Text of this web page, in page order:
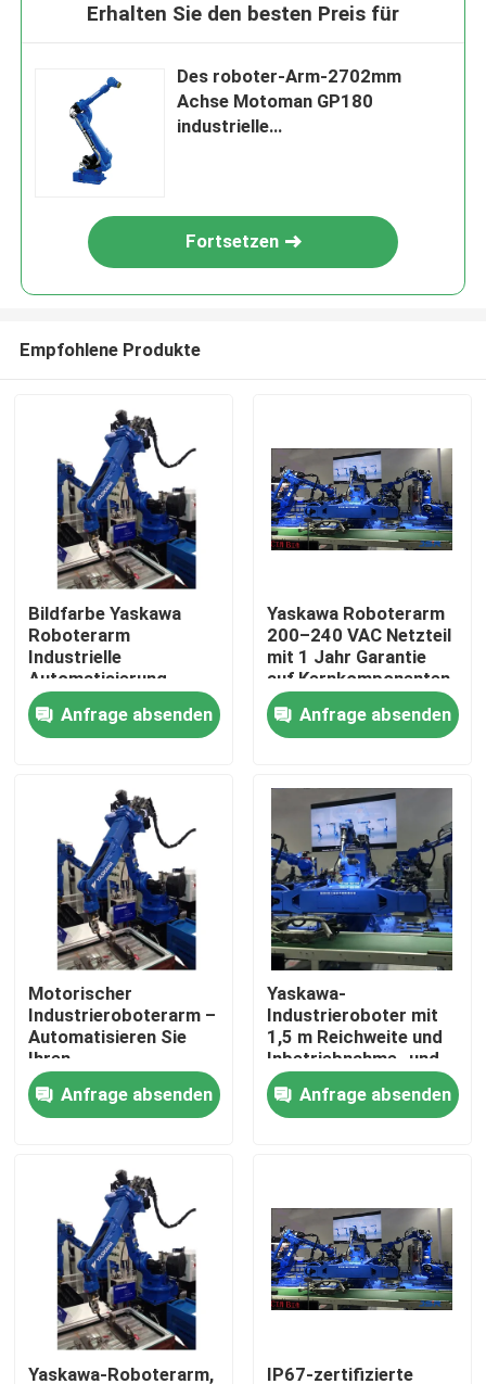
Produkte
Videos
Über uns
Fabrik-Ausflug
Qualitätskontrolle
Treten Sie mit uns in Verbindung
Nachrichten
Fälle
Fordern Sie ein Zitat
Erhalten Sie den besten Preis für
Des roboter-Arm-2702mm
Achse Motoman GP180
industrielle
Fortsetzen
Empfohlene Produkte
Bildfarbe Yaskawa
Roboterarm
Industrielle
Automatisierung
Roboterarm für die
industrielle Produktion
Anfrage absenden
Yaskawa Roboterarm
200–240 VAC Netzteil
mit 1 Jahr Garantie
auf Kernkomponenten
Anfrage absenden
Motorischer
Industrieroboterarm –
Automatisieren Sie
Ihren
Fertigungsprozess
mit Kernkomponenten
Anfrage absenden
Yaskawa-
Industrieroboter mit
1,5 m Reichweite und
Inbetriebnahme- und
Schulungsservice
Anfrage absenden
Yaskawa-Roboterarm, IP67-zertifizierte